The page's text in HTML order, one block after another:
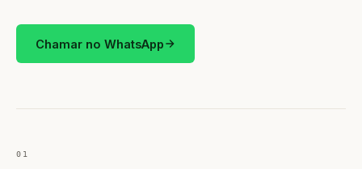
Chamar no WhatsApp
01